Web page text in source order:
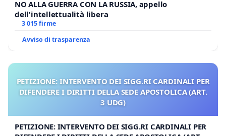
NO ALLA GUERRA CON LA RUSSIA, appello
dell'intellettualità libera
3 015 firme
Avviso di trasparenza
PETIZIONE: INTERVENTO DEI SIGG.RI CARDINALI PER
DIFENDERE I DIRITTI DELLA SEDE APOSTOLICA (ART.
3 UDG)
PETIZIONE: INTERVENTO DEI SIGG.RI CARDINALI PER